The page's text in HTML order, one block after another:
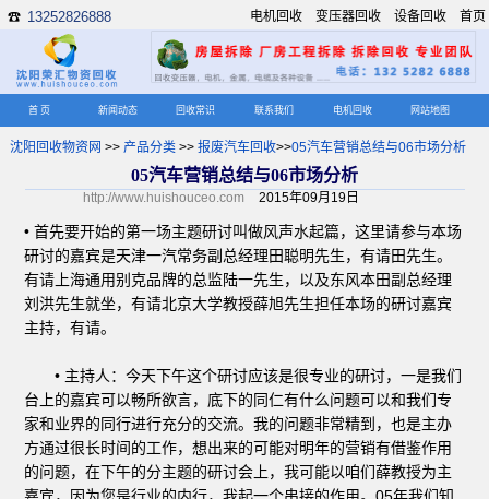
☎ 13252826888 首页
设备回收
变压器回收
电机回收
首 页 新闻动态 回收常识 联系我们 电机回收 网站地图
沈阳回收物资网 >> 产品分类>> 报废汽车回收>>05汽车营销总结与06市场分析
05汽车营销总结与06市场分析
http://www.huishouceo.com 2015年09月19日
• 首先要开始的第一场主题研讨叫做风声水起篇，这里请参与本场
研讨的嘉宾是天津一汽常务副总经理田聪明先生，有请田先生。
有请上海通用别克品牌的总监陆一先生，以及东风本田副总经理
刘洪先生就坐，有请北京大学教授薛旭先生担任本场的研讨嘉宾
主持，有请。
• 主持人：今天下午这个研讨应该是很专业的研讨，一是我们
台上的嘉宾可以畅所欲言，底下的同仁有什么问题可以和我们专
家和业界的同行进行充分的交流。我的问题非常精到，也是主办
方通过很长时间的工作，想出来的可能对明年的营销有借鉴作用
的问题，在下午的分主题的研讨会上，我可能以咱们薛教授为主
嘉宾，因为您是行业的内行，我起一个串接的作用。05年我们知